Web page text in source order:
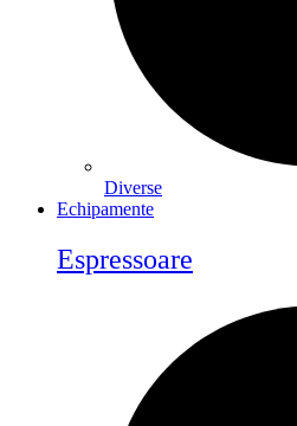
Diverse
Echipamente
Espressoare